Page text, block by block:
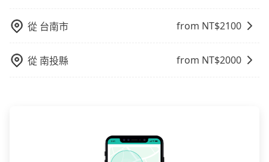
從 台南市 from NT$2100
從 南投縣 from NT$2000